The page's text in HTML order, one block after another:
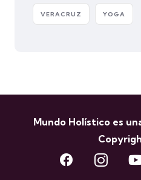
VERACRUZ YOGA
Mundo Holístico es